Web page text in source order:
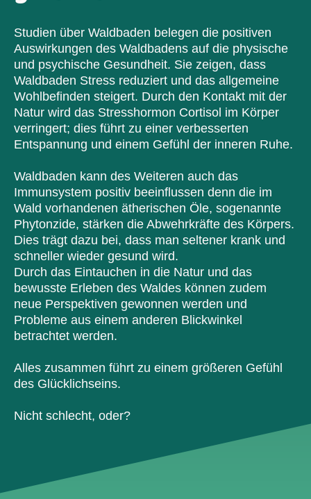
Studien über Waldbaden belegen die positiven
Auswirkungen des Waldbadens auf die physische
und psychische Gesundheit. Sie zeigen, dass
Waldbaden Stress reduziert und das allgemeine
Wohlbefinden steigert. Durch den Kontakt mit der
Natur wird das Stresshormon Cortisol im Körper
verringert; dies führt zu einer verbesserten
Entspannung und einem Gefühl der inneren Ruhe.
Waldbaden kann des Weiteren auch das
Immunsystem positiv beeinflussen denn die im
Wald vorhandenen ätherischen Öle, sogenannte
Phytonzide, stärken die Abwehrkräfte des Körpers.
Dies trägt dazu bei, dass man seltener krank und
schneller wieder gesund wird.
Durch das Eintauchen in die Natur und das
bewusste Erleben des Waldes können zudem
neue Perspektiven gewonnen werden und
Probleme aus einem anderen Blickwinkel
betrachtet werden.
Alles zusammen führt zu einem größeren Gefühl
des Glücklichseins.
Nicht schlecht, oder?